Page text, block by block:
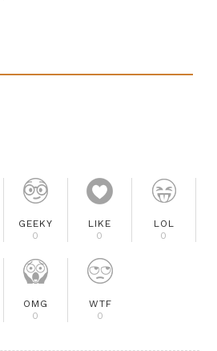
GEEKY
0
LIKE
0
LOL
0
OMG
0
WTF
0